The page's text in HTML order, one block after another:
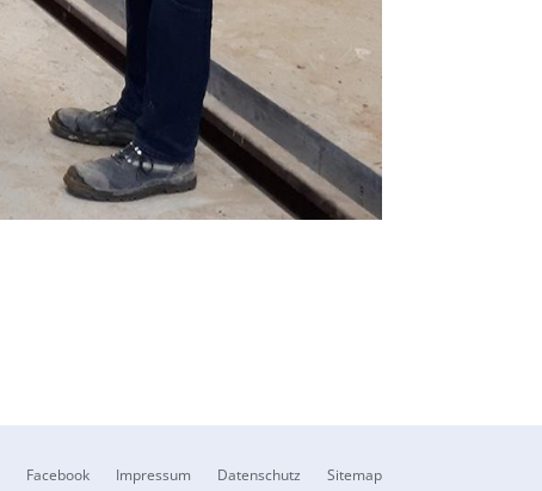
Facebook Impressum Datenschutz Sitemap